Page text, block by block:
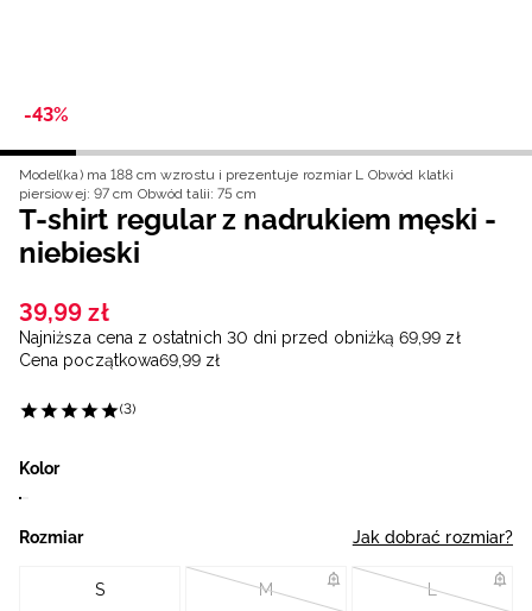
-43%
Model(ka) ma 188 cm wzrostu i prezentuje rozmiar L Obwód klatki
piersiowej: 97 cm Obwód talii: 75 cm
T-shirt regular z nadrukiem męski -
niebieski
39,99 zł
Najniższa cena z ostatnich 30 dni przed obniżką 69,99 zł
Cena początkowa69,99 zł
(3)
Kolor
Rozmiar Jak dobrać rozmiar?
S M L